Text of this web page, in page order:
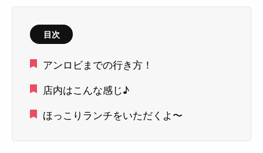
目次
アンロビまでの行き方！
店内はこんな感じ♪
ほっこりランチをいただくよ〜